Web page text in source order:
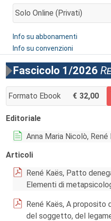
Solo Online (privati)
AGGIUNGI AL CARRELLO
Info su abbonamenti
Info su convenzioni
Fascicolo 1/2026
Formato Ebook 32,00
AGGIUNGI AL CARRELLO
Editoriale
Anna Maria Nicolò,
Articoli
René Kaës, Patto
Elementi di
René Kaës, A proposito
del soggetto, del